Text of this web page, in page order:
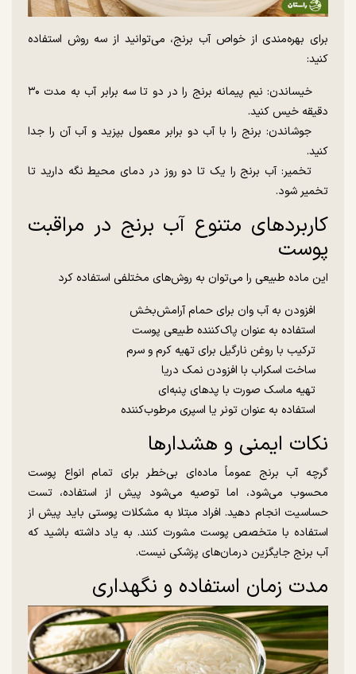
برای بهره‌مندی از خواص آب برنج، می‌توانید از سه روش استفاده
کنید:
خیساندن: نیم پیمانه برنج را در دو تا سه برابر آب به مدت ۳۰
دقیقه خیس کنید.
جوشاندن: برنج را با آب دو برابر معمول بپزید و آب آن را جدا
کنید.
تخمیر: آب برنج را یک تا دو روز در دمای محیط نگه دارید تا
تخمیر شود.
کاربردهای متنوع آب برنج در مراقبت
پوست
این ماده طبیعی را می‌توان به روش‌های مختلفی استفاده کرد
افزودن به آب وان برای حمام آرامش‌بخش
استفاده به عنوان پاک‌کننده طبیعی پوست
ترکیب با روغن نارگیل برای تهیه کرم و سرم
ساخت اسکراب با افزودن نمک دریا
تهیه ماسک صورت با پدهای پنبه‌ای
استفاده به عنوان تونر یا اسپری مرطوب‌کننده
نکات ایمنی و هشدارها
گرچه آب برنج عموماً ماده‌ای بی‌خطر برای تمام انواع پوست
محسوب می‌شود، اما توصیه می‌شود پیش از استفاده، تست
حساسیت انجام دهید. افراد مبتلا به مشکلات پوستی باید پیش از
استفاده با متخصص پوست مشورت کنند. به یاد داشته باشید که
آب برنج جایگزین درمان‌های پزشکی نیست.
مدت زمان استفاده و نگهداری